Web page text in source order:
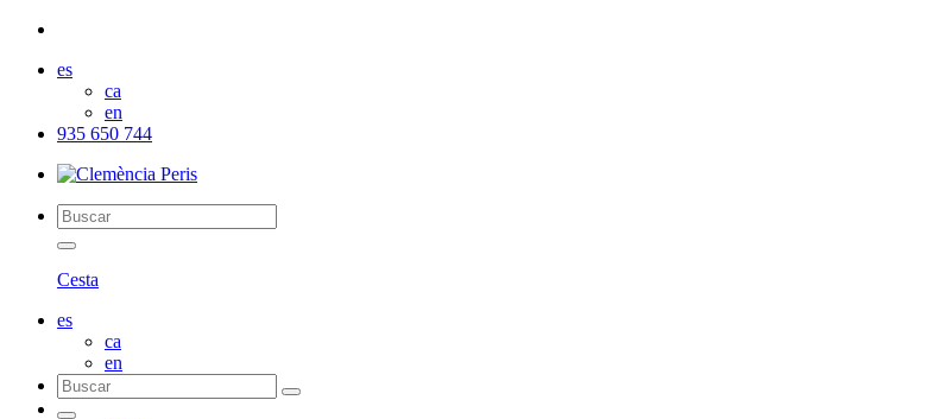
es
ca
en
935 650 744
Cesta
es
ca
en